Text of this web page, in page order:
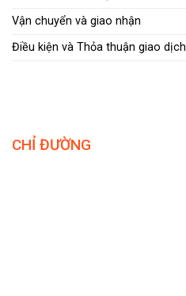
Vận chuyển và giao nhận
Điều kiện và Thỏa thuận giao dịch
CHỈ ĐƯỜNG